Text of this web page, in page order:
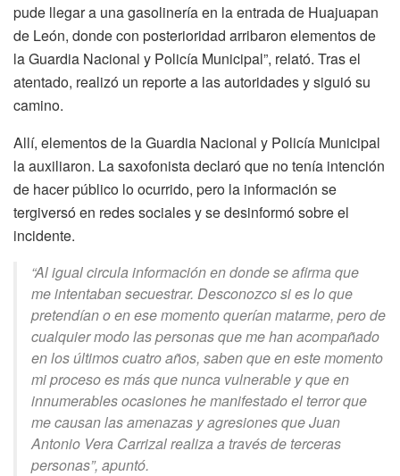
pude llegar a una gasolinería en la entrada de Huajuapan
de León, donde con posterioridad arribaron elementos de
la Guardia Nacional y Policía Municipal”, relató. Tras el
atentado, realizó un reporte a las autoridades y siguió su
camino.
Allí, elementos de la Guardia Nacional y Policía Municipal
la auxiliaron. La saxofonista declaró que no tenía intención
de hacer público lo ocurrido, pero la información se
tergiversó en redes sociales y se desinformó sobre el
incidente.
“Al igual circula información en donde se afirma que
me intentaban secuestrar. Desconozco si es lo que
pretendían o en ese momento querían matarme, pero de
cualquier modo las personas que me han acompañado
en los últimos cuatro años, saben que en este momento
mi proceso es más que nunca vulnerable y que en
innumerables ocasiones he manifestado el terror que
me causan las amenazas y agresiones que Juan
Antonio Vera Carrizal realiza a través de terceras
personas”, apuntó.